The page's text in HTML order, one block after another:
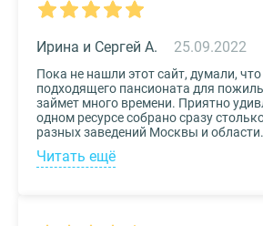
25.09.2022
Ирина и Сергей А.
Пока не нашли этот сайт, думали,
подходящего пансионата для
займет много времени. Приятно
одном ресурсе собрано сразу
разных заведений Москвы и
приоритете был выбор по месту
хотелось бы, чтоб пансионат
Читать ещё